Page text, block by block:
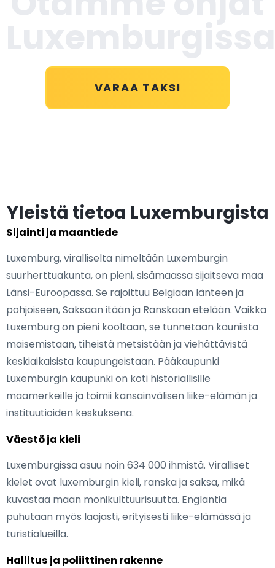
VARAA TAKSI
Yleistä tietoa Luxemburgista
Sijainti ja maantiede
Luxemburg, viralliselta nimeltään Luxemburgin
suurherttuakunta, on pieni, sisämaassa sijaitseva maa
Länsi-Euroopassa. Se rajoittuu Belgiaan länteen ja
pohjoiseen, Saksaan itään ja Ranskaan etelään. Vaikka
Luxemburg on pieni kooltaan, se tunnetaan kauniista
maisemistaan, tiheistä metsistään ja viehättävistä
keskiaikaisista kaupungeistaan. Pääkaupunki
Luxemburgin kaupunki on koti historiallisille
maamerkeille ja toimii kansainvälisen liike-elämän ja
instituutioiden keskuksena.
Väestö ja kieli
Luxemburgissa asuu noin 634 000 ihmistä. Viralliset
kielet ovat luxemburgin kieli, ranska ja saksa, mikä
kuvastaa maan monikulttuurisuutta. Englantia
puhutaan myös laajasti, erityisesti liike-elämässä ja
turistialueilla.
Hallitus ja poliittinen rakenne